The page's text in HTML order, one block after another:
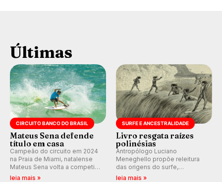
Últimas
CIRCUITO BANCO DO BRASIL
Mateus Sena defende
título em casa
Campeão do circuito em 2024
na Praia de Miami, natalense
Mateus Sena volta a competir
em casa em busca de manter a
leia mais »
SURFE E ANCESTRALIDADE
Livro resgata raízes
polinésias
Antropólogo Luciano
Meneghello propõe releitura
das origens do surfe,
resgatando a cultura polinésia
leia mais »